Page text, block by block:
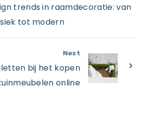
trends in raamdecoratie: van
tot modern
Next
bij het kopen
online